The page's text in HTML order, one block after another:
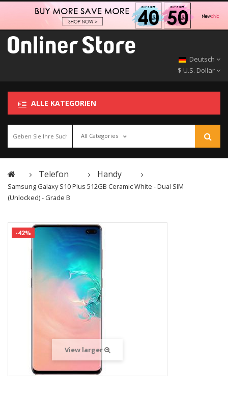
Deutsch
$ U.S. Dollar
ALLE KATEGORIEN
All Categories
Telefon Handy
Samsung Galaxy S10 Plus 512GB Ceramic White - Dual SIM
(Unlocked) - Grade B
-42%
View larger